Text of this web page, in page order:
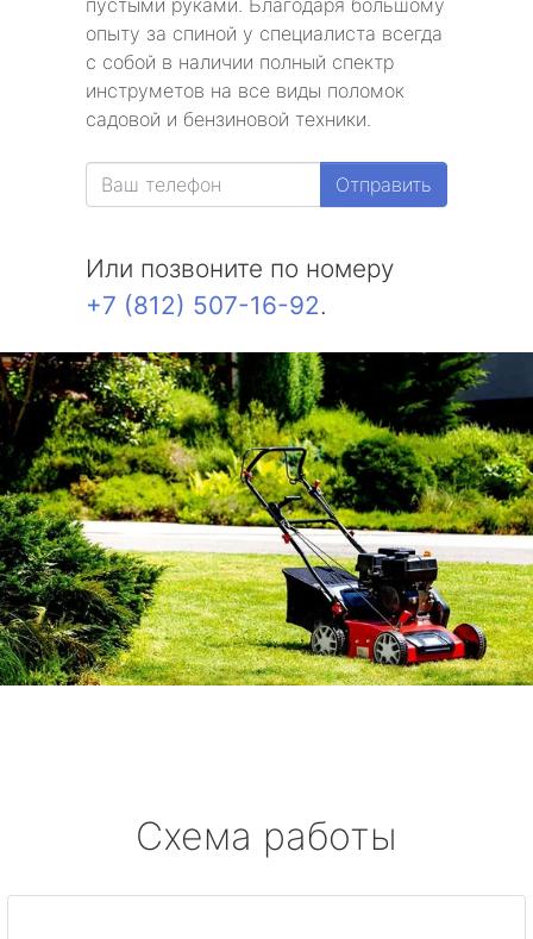
пустыми руками. Благодаря большому
опыту за спиной у специалиста всегда
с собой в наличии полный спектр
инструметов на все виды поломок
садовой и бензиновой техники.
Отправить
Или позвоните по номеру
+7 (812) 507-16-92.
Схема работы